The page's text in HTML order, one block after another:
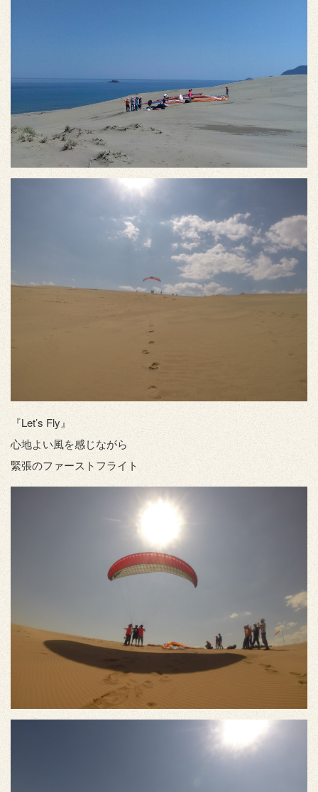
『Let’s Fly』
心地よい風を感じながら
緊張のファーストフライト